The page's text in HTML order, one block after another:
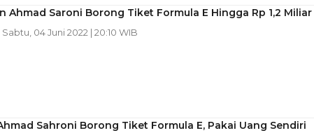
Ahmad Saroni Borong Tiket Formula E Hingga Rp 1,2 Miliar
Sabtu, 04 Juni 2022 | 20:10 WIB
Sahroni Borong Tiket Formula E, Pakai Uang Sendiri